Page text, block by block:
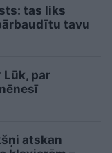
tas liks
tavu
par
atskan